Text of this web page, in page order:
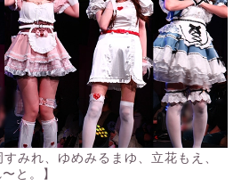
みれ、ゆめみるまゆ、立花もえ、
と。】